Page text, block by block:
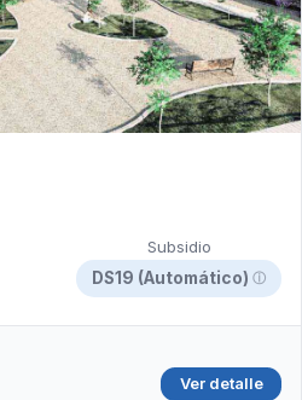
Subsidio
DS19 (Automático) ⓘ
Ver detalle